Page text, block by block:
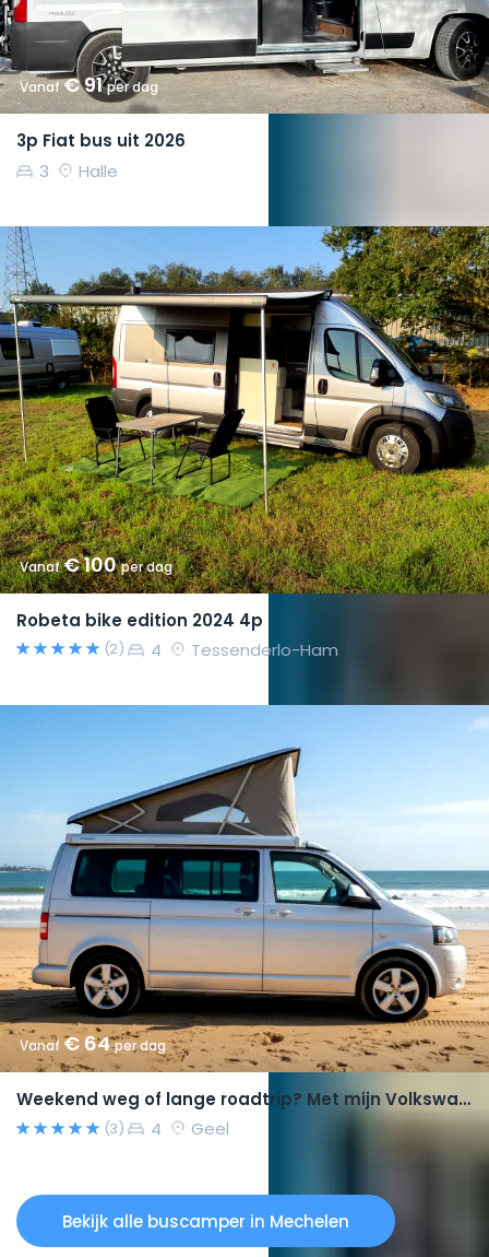
Vanaf€ 91per dag
3p Fiat bus uit 2026
3
Halle
Vanaf€ 100per dag
Robeta bike edition 2024 4p
(2) 4 Tessenderlo-Ham
Vanaf € 64per dag
Weekend weg of lange roadtrip? Met mijn Volkswagen California kan dit.
(3) 4 Geel
Bekijk alle buscamper in Mechelen